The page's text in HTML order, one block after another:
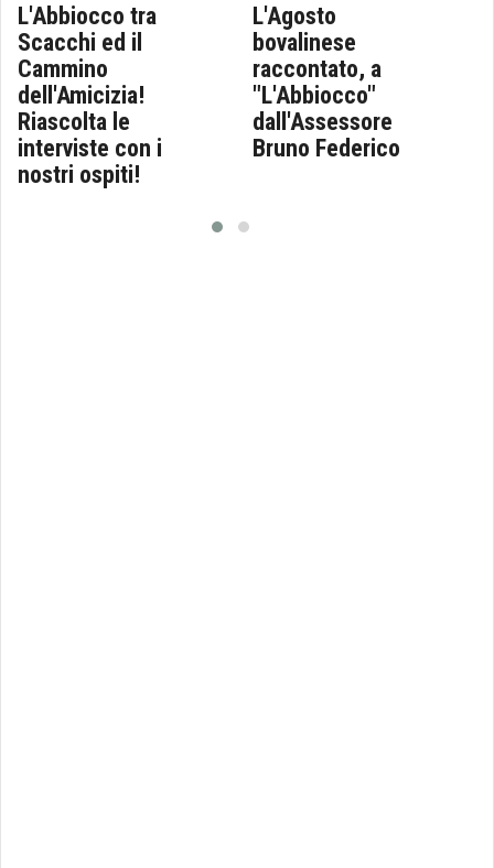
L'Abbiocco tra
Scacchi ed il
Cammino
dell'Amicizia!
Riascolta le
interviste con i
nostri ospiti!
L'Agosto
bovalinese
raccontato, a
"L'Abbiocco"
dall'Assessore
Bruno Federico